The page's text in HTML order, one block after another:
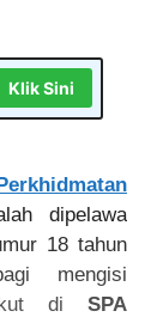
Klik Sini
dipelawa
18 tahun
mengisi
di SPA